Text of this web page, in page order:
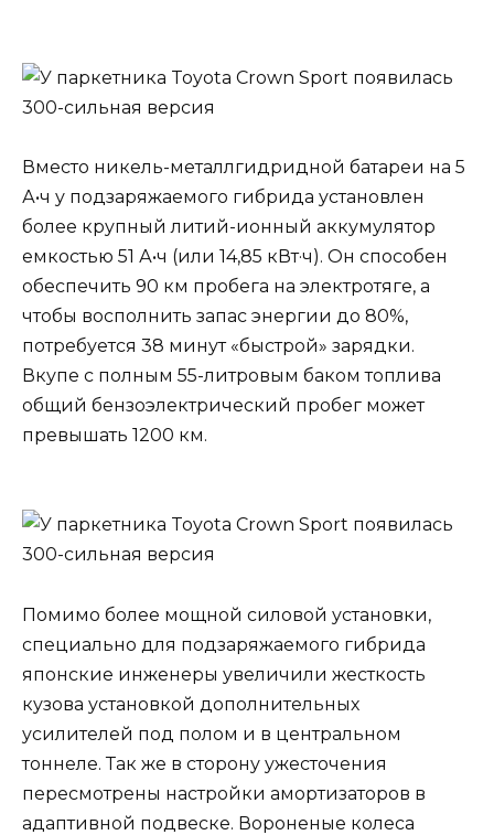
Вместо никель-металлгидридной батареи на 5
А•ч у подзаряжаемого гибрида установлен
более крупный литий-ионный аккумулятор
емкостью 51 А•ч (или 14,85 кВт·ч). Он способен
обеспечить 90 км пробега на электротяге, а
чтобы восполнить запас энергии до 80%,
потребуется 38 минут «быстрой» зарядки.
Вкупе с полным 55-литровым баком топлива
общий бензоэлектрический пробег может
превышать 1200 км.
Помимо более мощной силовой установки,
специально для подзаряжаемого гибрида
японские инженеры увеличили жесткость
кузова установкой дополнительных
усилителей под полом и в центральном
тоннеле. Так же в сторону ужесточения
пересмотрены настройки амортизаторов в
адаптивной подвеске. Вороненые колеса